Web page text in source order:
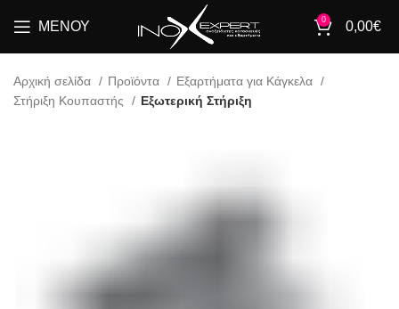
ΜΕΝΟΎ 0 0,00€
Αρχική σελίδα Προϊόντα
Εξαρτήματα για Κάγκελα
Στήριξη Κουπαστής
Εξωτερική Στήριξη